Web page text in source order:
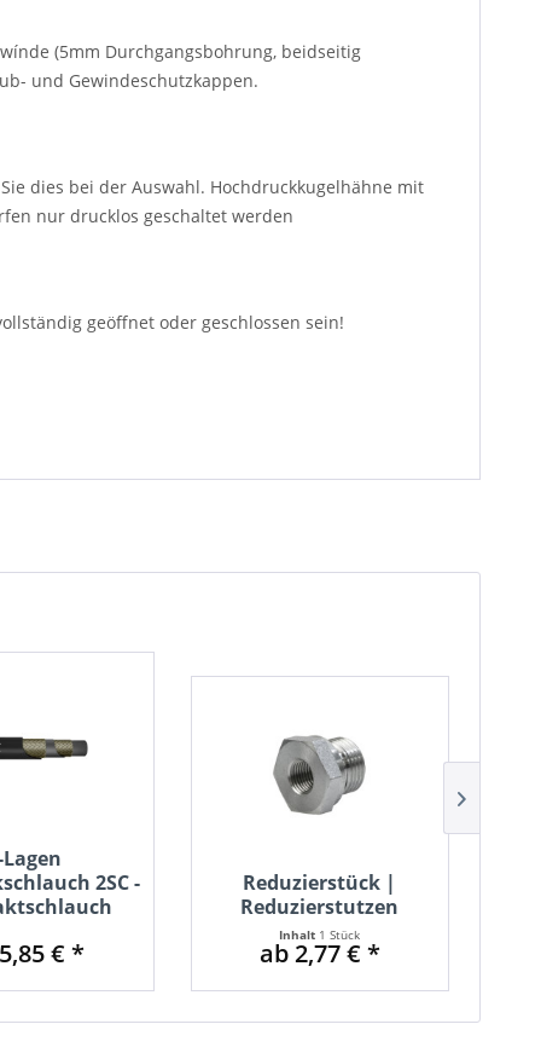
(5mm Durchgangsbohrung, beidseitig
und Gewindeschutzkappen.
dies bei der Auswahl. Hochdruckkugelhähne mit
nur drucklos geschaltet werden
geöffnet oder geschlossen sein!
Lagen
2SC -
€ *
Reduzierstück |
Reduzierstutzen
Inhalt 1 Stück
ab 2,77 € *